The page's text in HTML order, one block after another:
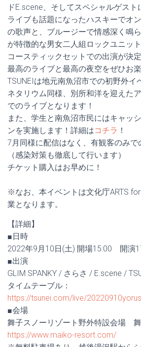
ドE.scene、そしてスペシャルゲス
ライブも話題になったハスキーでオ
の歌声と、ブルージーで情感深く鳴
が特徴的な男女二人組ロックユニッ
コースティックセットでの出演が決定
最高のライブと最高の夜空をぜひお
TSUNEIは地元南魚沼市での初野外イ
ネタリウム同様、別所和洋を迎えた
でのライブとなります！
また、学生と南魚沼市民にはキャッ
ンを実施します！詳細はコチラ ！
7月同様に配信はなく、有観客のみで
（感染対策も徹底して行います）
チケット購入はお早めに！
※なお、本イベントは文化庁ARTS
業となります。
【詳細】
■日時
2022年9月10日(土) 開場15:00 開演
■出演
GLIM SPANKY / さらさ / E.scene /
タイムテーブル：
https://tsunei.com/live/
■会場
舞子スノーリゾート野外特設会場
https://www.maiko-resort.com/